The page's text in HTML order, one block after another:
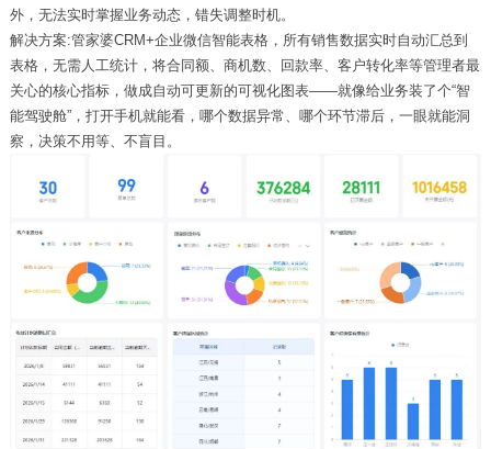
外，无法实时掌握业务动态，错失调整时机。
解决方案:管家婆CRM+企业微信智能表格，所有销售数据实时自动汇总到
表格，无需人工统计，将合同额、商机数、回款率、客户转化率等管理者最
关心的核心指标，做成自动可更新的可视化图表——就像给业务装了个“智
能驾驶舱”，打开手机就能看，哪个数据异常、哪个环节滞后，一眼就能洞
察，决策不用等、不盲目。